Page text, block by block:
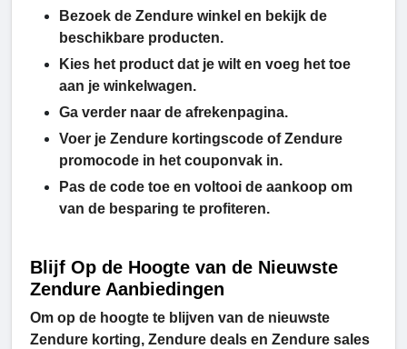
Bezoek de Zendure winkel en bekijk de
beschikbare producten.
Kies het product dat je wilt en voeg het toe
aan je winkelwagen.
Ga verder naar de afrekenpagina.
Voer je Zendure kortingscode of Zendure
promocode in het couponvak in.
Pas de code toe en voltooi de aankoop om
van de besparing te profiteren.
Blijf Op de Hoogte van de Nieuwste
Zendure Aanbiedingen
Om op de hoogte te blijven van de nieuwste
Zendure korting, Zendure deals en Zendure sales